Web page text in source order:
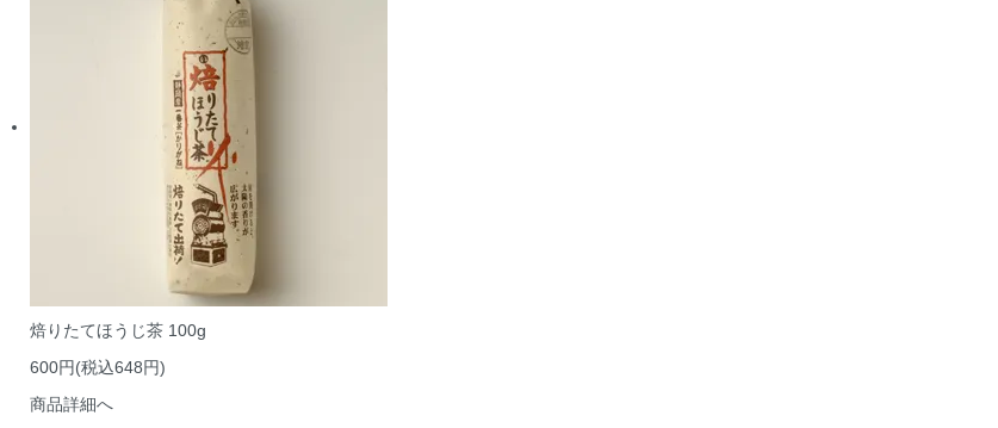
焙りたてほうじ茶 100g
600円(税込648円)
商品詳細へ